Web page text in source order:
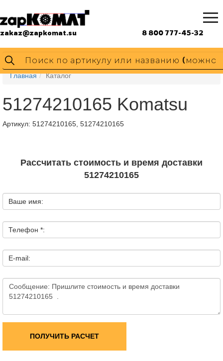
zakaz@zapkomat.su 8 800 777-45-32
Главная Каталог
51274210165 Komatsu
Артикул: 51274210165, 51274210165
Рассчитать стоимость и время доставки
51274210165
Ваше имя:
Телефон *:
E-mail:
ПОЛУЧИТЬ РАСЧЕТ